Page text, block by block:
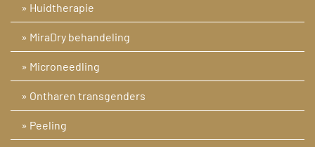
» Huidtherapie
» MiraDry behandeling
» Microneedling
» Ontharen transgenders
» Peeling